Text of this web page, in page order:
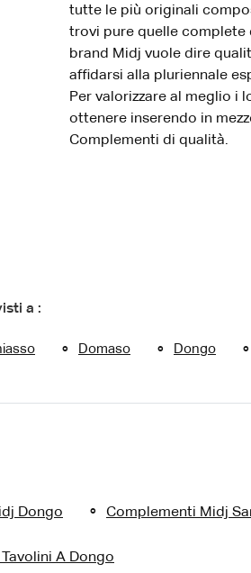
tutte le più originali
trovi pure quelle complete
brand Midj vuole dire
affidarsi alla pluriennale
Per valorizzare al meglio i
ottenere inserendo in
Complementi di qualità.
a :
Domaso Dongo
Dongo Complementi Midj
A Dongo